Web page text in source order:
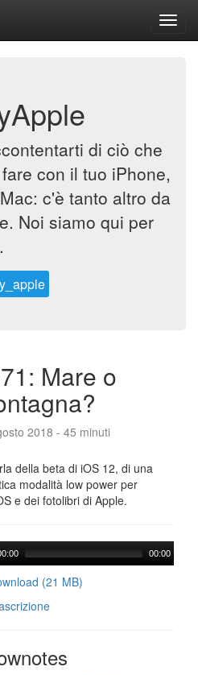
di ciò che
con il tuo iPhone,
c'è tanto altro da
Noi siamo qui per
Mare o
2018 - 45 minuti
della beta di iOS 12, di una
modalità low power per
e dei fotolibri di Apple.
00:00
(21 MB)